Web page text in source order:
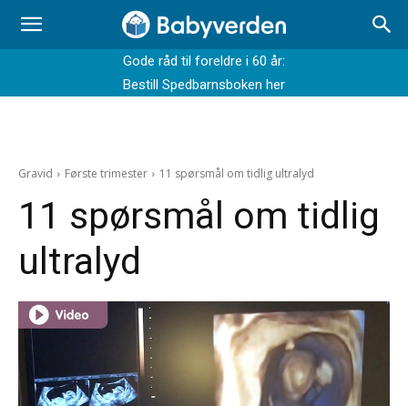
Gode råd til foreldre i 60 år:
Bestill Spedbarnsboken her
Gravid Første trimester 11 spørsmål om tidlig ultralyd
11 spørsmål om tidlig
ultralyd